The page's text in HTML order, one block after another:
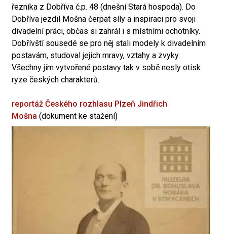
řezníka z Dobříva č.p. 48 (dnešní Stará hospoda). Do
Dobříva jezdil Mošna čerpat síly a inspiraci pro svoji
divadelní práci, občas si zahrál i s místními ochotníky.
Dobřívští sousedé se pro něj stali modely k divadelním
postavám, studoval jejich mravy, vztahy a zvyky.
Všechny jím vytvořené postavy tak v sobě nesly otisk
ryze českých charakterů.
reportáž Českého rozhlasu Plzeň Jindřich
Mošna (dokument ke stažení)